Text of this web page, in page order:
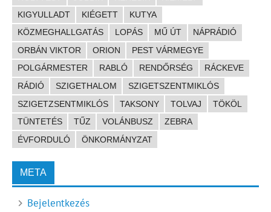
KIGYULLADT
KIÉGETT
KUTYA
KÖZMEGHALLGATÁS
LOPÁS MŰ ÚT
NÁPRÁDIÓ
ORBÁN VIKTOR
ORION
PEST VÁRMEGYE
POLGÁRMESTER
RABLÓ RENDŐRSÉG
RÁCKEVE
RÁDIÓ
SZIGETHALOM
SZIGETSZENTMIKLÓS
SZIGETZSENTMIKLÓS
TAKSONY TOLVAJ
TÖKÖL
TÜNTETÉS
TŰZ VOLÁNBUSZ
ZEBRA
ÉVFORDULÓ
ÖNKORMÁNYZAT
META
Bejelentkezés